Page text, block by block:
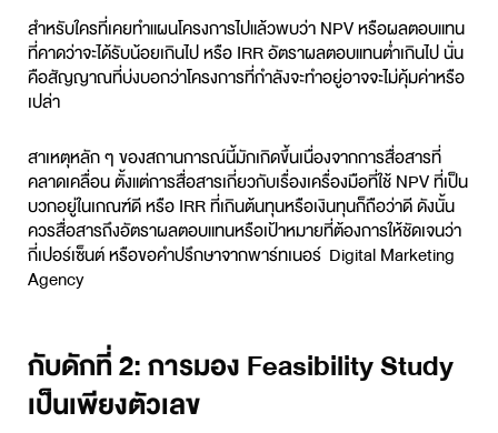
สำหรับใครที่เคยทำแผนโครงการไปแล้วพบว่า NPV หรือผลตอบแทน
ที่คาดว่าจะได้รับน้อยเกินไป หรือ IRR อัตราผลตอบแทนต่ำเกินไป นั่น
คือสัญญาณที่บ่งบอกว่าโครงการที่กำลังจะทำอยู่อาจจะไม่คุ้มค่าหรือ
เปล่า
สาเหตุหลัก ๆ ของสถานการณ์นี้มักเกิดขึ้นเนื่องจากการสื่อสารที่
คลาดเคลื่อน ตั้งแต่การสื่อสารเกี่ยวกับเรื่องเครื่องมือที่ใช้ NPV ที่เป็น
บวกอยู่ในเกณฑ์ดี หรือ IRR ที่เกินต้นทุนหรือเงินทุนก็ถือว่าดี ดังนั้น
ควรสื่อสารถึงอัตราผลตอบแทนหรือเป้าหมายที่ต้องการให้ชัดเจนว่า
กี่เปอร์เซ็นต์ หรือขอคำปรึกษาจากพาร์ทเนอร์ Digital Marketing
Agency
กับดักที่ 2: การมอง Feasibility Study
เป็นเพียงตัวเลข